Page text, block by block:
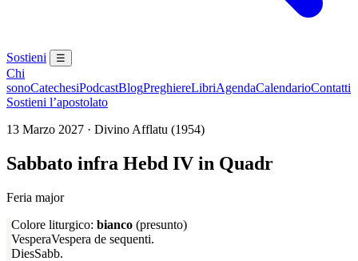
Sostieni ☰
Chi
sonoCatechesiPodcastBlogPreghiereLibriAgendaCalendarioContatti
Sostieni l’apostolato
13 Marzo 2027 · Divino Afflatu (1954)
Sabbato infra Hebd IV in Quadr
Feria major
Colore liturgico: bianco (presunto)
VesperaVespera de sequenti.
DiesSabb.